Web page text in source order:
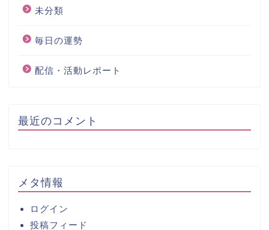
未分類
毎日の運勢
配信・活動レポート
最近のコメント
メタ情報
ログイン
投稿フィード